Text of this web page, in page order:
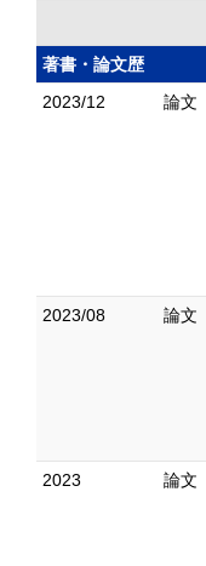
著書・論文歴
2023/12
論文
2023/08 論文
2023 論文